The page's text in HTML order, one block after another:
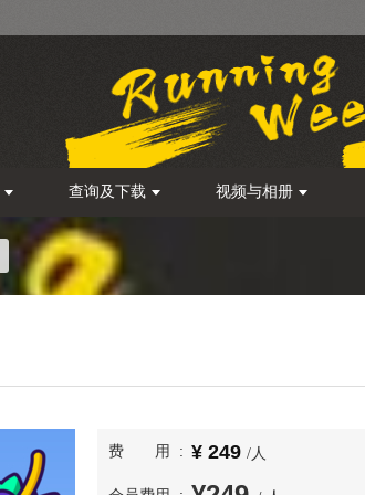
查询及下载 视频与相册
费用 249 /人